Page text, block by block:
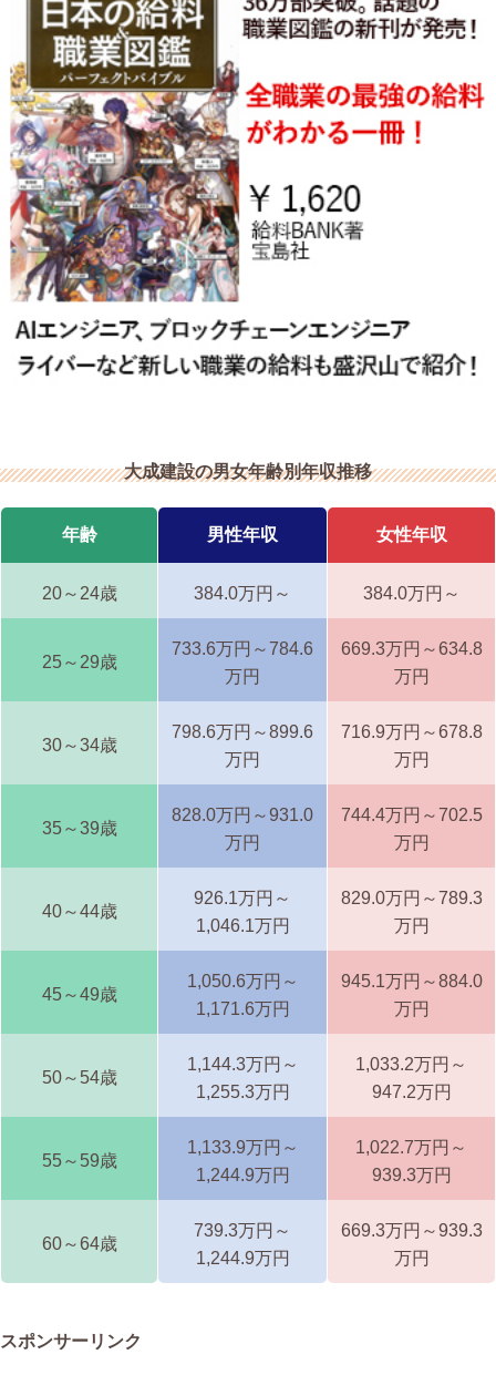
大成建設の男女年齢別年収推移
年齢 男性年収 女性年収
20～24歳 384.0万円～ 384.0万円～
25～29歳
733.6万円～784.6
万円
669.3万円～634.8
万円
30～34歳
798.6万円～899.6
万円
716.9万円～678.8
万円
35～39歳
828.0万円～931.0
万円
744.4万円～702.5
万円
40～44歳
926.1万円～
1,046.1万円
829.0万円～789.3
万円
45～49歳
1,050.6万円～
1,171.6万円
945.1万円～884.0
万円
50～54歳
1,144.3万円～
1,255.3万円
1,033.2万円～
947.2万円
55～59歳
1,133.9万円～
1,244.9万円
1,022.7万円～
939.3万円
60～64歳
739.3万円～
1,244.9万円
669.3万円～939.3
万円
スポンサーリンク